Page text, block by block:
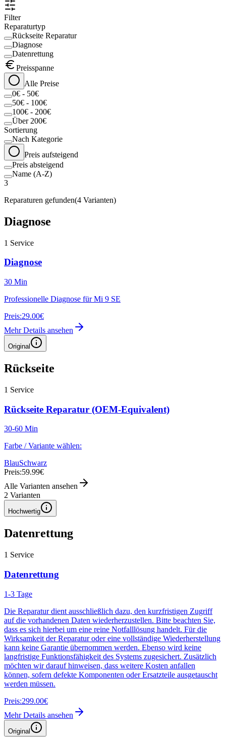
Filter
Reparaturtyp
Rückseite Reparatur
Diagnose
Datenrettung
Preisspanne
Alle Preise
0€ - 50€
50€ - 100€
100€ - 200€
Über 200€
Sortierung
Nach Kategorie
Preis aufsteigend
Preis absteigend
Name (A-Z)
3
Reparaturen gefunden(4 Varianten)
Diagnose
1 Service
Diagnose
30 Min
Professionelle Diagnose für Mi 9 SE
Preis:29.00€
Mehr Details ansehen
Original
Rückseite
1 Service
Rückseite Reparatur (OEM-Equivalent)
30-60 Min
Farbe / Variante wählen:
BlauSchwarz
Preis:59.99€
Alle Varianten ansehen
2 Varianten
Hochwertig
Datenrettung
1 Service
Datenrettung
1-3 Tage
Die Reparatur dient ausschließlich dazu, den kurzfristigen Zugriff
auf die vorhandenen Daten wiederherzustellen. Bitte beachten Sie,
dass es sich hierbei um eine reine Notfalllösung handelt. Für die
Wirksamkeit der Reparatur oder eine vollständige Wiederherstellung
kann keine Garantie übernommen werden. Ebenso wird keine
langfristige Funktionsfähigkeit des Systems zugesichert. Zusätzlich
möchten wir darauf hinweisen, dass weitere Kosten anfallen
können, sofern defekte Komponenten oder Ersatzteile ausgetauscht
werden müssen.
Preis:299.00€
Mehr Details ansehen
Original